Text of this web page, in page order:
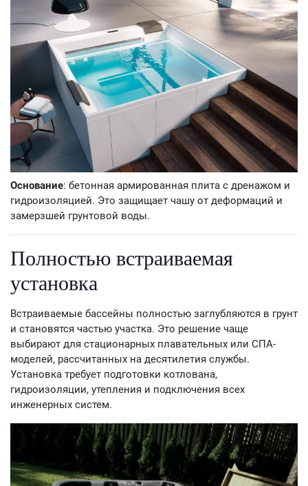
Основание: бетонная армированная плита с дренажом и
гидроизоляцией. Это защищает чашу от деформаций и
замерзшей грунтовой воды.
Полностью встраиваемая
установка
Встраиваемые бассейны полностью заглубляются в грунт
и становятся частью участка. Это решение чаще
выбирают для стационарных плавательных или СПА-
моделей, рассчитанных на десятилетия службы.
Установка требует подготовки котлована,
гидроизоляции, утепления и подключения всех
инженерных систем.